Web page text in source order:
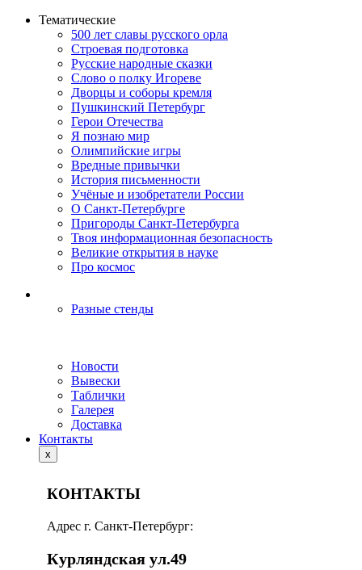
Тематические
500 лет славы русского орла
Строевая подготовка
Русские народные сказки
Слово о полку Игореве
Дворцы и соборы кремля
Пушкинский Петербург
Герои Отечества
Я познаю мир
Олимпийские игры
Вредные привычки
История письменности
Учёные и изобретатели России
О Санкт-Петербурге
Пригороды Санкт-Петербурга
Твоя информационная безопасность
Великие открытия в науке
Про космос
Разные стенды
Новости
Вывески
Таблички
Галерея
Доставка
Контакты
x
КОНТАКТЫ
Адрес г. Санкт-Петербург:
Курляндская ул.49